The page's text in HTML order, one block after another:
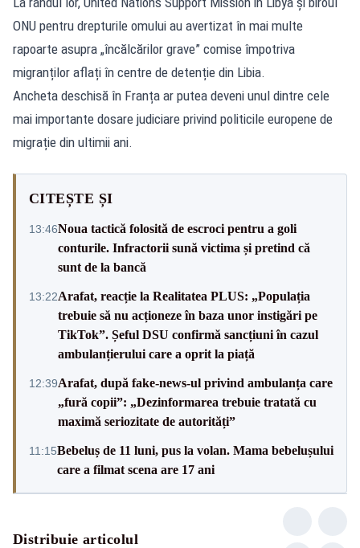
ONU pentru drepturile omului au avertizat în mai multe
rapoarte asupra „încălcărilor grave” comise împotriva
migranților aflați în centre de detenție din Libia.
Ancheta deschisă în Franța ar putea deveni unul dintre cele
mai importante dosare judiciare privind politicile europene de
migrație din ultimii ani.
CITEȘTE ȘI
13:46Noua tactică folosită de escroci pentru a goli
conturile. Infractorii sună victima și pretind că
sunt de la bancă
13:22Arafat, reacție la Realitatea PLUS: „Populația
trebuie să nu acționeze în baza unor instigări pe
TikTok”. Șeful DSU confirmă sancțiuni în cazul
ambulanțierului care a oprit la piață
12:39Arafat, după fake-news-ul privind ambulanța care
„fură copii”: „Dezinformarea trebuie tratată cu
maximă seriozitate de autorități”
11:15Bebeluș de 11 luni, pus la volan. Mama bebelușului
care a filmat scena are 17 ani
Distribuie articolul